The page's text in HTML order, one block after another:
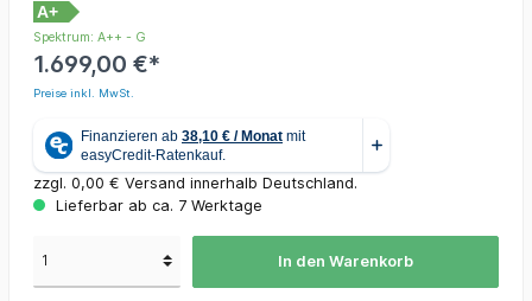
A+
Spektrum: A++ - G
1.699,00 €*
Preise inkl. MwSt.
zzgl. 0,00 € Versand innerhalb Deutschland.
Lieferbar ab ca. 7 Werktage
In den Warenkorb